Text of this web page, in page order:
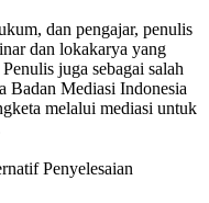
dan pengajar, penulis
dan lokakarya yang
juga sebagai salah
Badan Mediasi Indonesia
melalui mediasi untuk
Penyelesaian